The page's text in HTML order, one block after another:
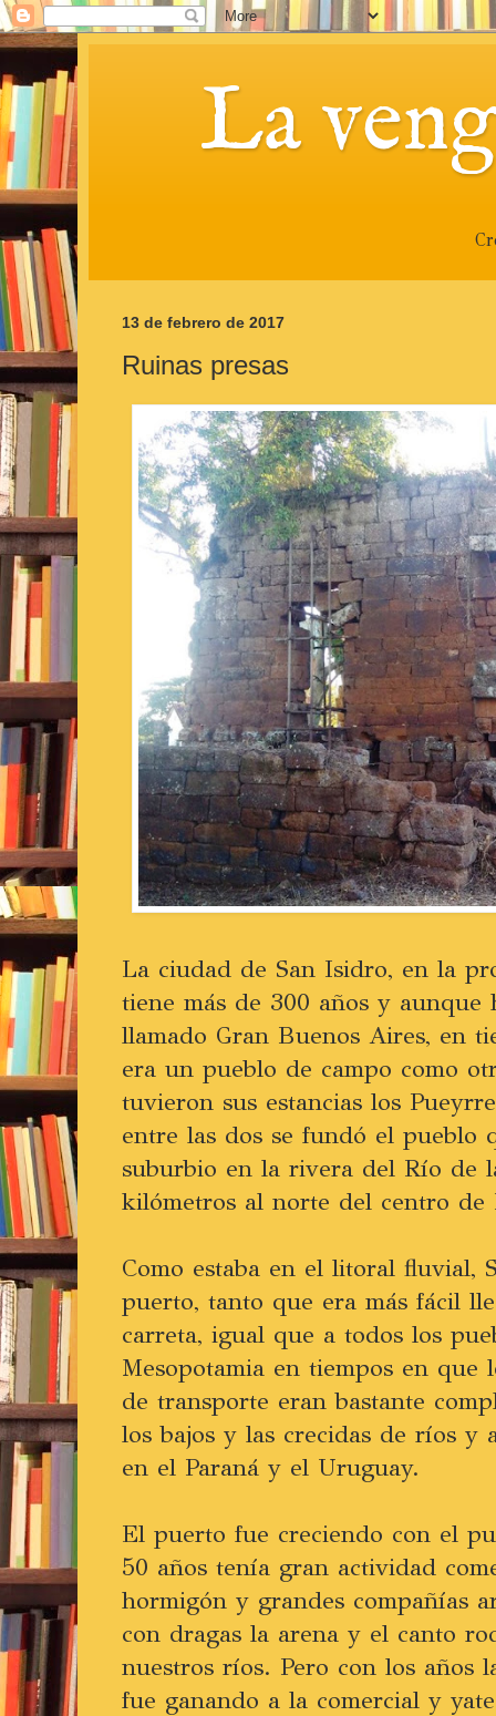
La
13 de febrero de 2017
Ruinas presas
La ciudad de San Isidro, en la
tiene más de 300 años y aunque
llamado Gran Buenos Aires, en
era un pueblo de campo como
tuvieron sus estancias los
entre las dos se fundó el pueblo
suburbio en la rivera del Río de
kilómetros al norte del centro de
Como estaba en el litoral fluvial,
puerto, tanto que era más fácil
carreta, igual que a todos los
Mesopotamia en tiempos en que
de transporte eran bastante
los bajos y las crecidas de ríos y
en el Paraná y el Uruguay.
El puerto fue creciendo con el
50 años tenía gran actividad
hormigón y grandes compañías
con dragas la arena y el canto
nuestros ríos. Pero con los años
fue ganando a la comercial y